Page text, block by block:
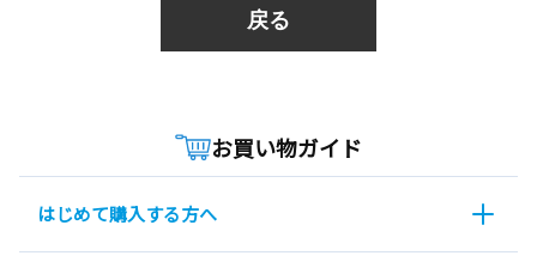
戻る
お買い物ガイド
はじめて購入する方へ